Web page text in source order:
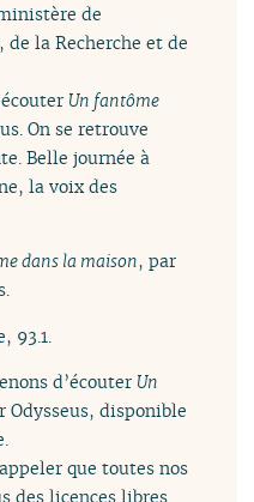
de
la Recherche et de
Un fantôme
On se retrouve
Belle journée à
la voix des
dans la maison, par
93.1.
d’écouter Un
Odysseus, disponible
que toutes nos
des licences libres